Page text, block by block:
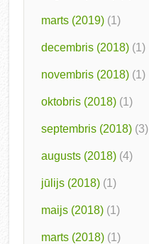
marts (2019) (1)
decembris (2018) (1)
novembris (2018) (1)
oktobris (2018) (1)
septembris (2018) (3)
augusts (2018) (4)
jūlijs (2018) (1)
maijs (2018) (1)
marts (2018) (1)